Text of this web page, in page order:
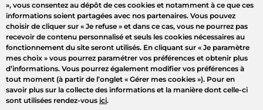
», vous consentez au dépôt de ces cookies et notamment à ce que ces
informations soient partagées avec nos partenaires. Vous pouvez
choisir de cliquer sur « Je refuse » et dans ce cas, vous ne pourrez pas
recevoir de contenu personnalisé et seuls les cookies nécessaires au
fonctionnement du site seront utilisés. En cliquant sur « Je paramètre
mes choix » vous pourrez paramétrer vos préférences et obtenir plus
d’informations. Vous pourrez également modifier vos préférences à
tout moment (à partir de l’onglet « Gérer mes cookies »). Pour en
savoir plus sur la collecte des informations et la manière dont celle-ci
sont utilisées rendez-vous ici.